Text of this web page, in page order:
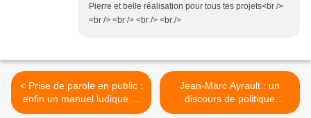
Pierre et belle réalisation pour tous tes projets<br />
<br /> <br /> <br /> <br />
< Prise de parole en public :
enfin un manuel ludique et
généreux
Jean-Marc Ayrault : un
discours de politique
générale plus scolaire que